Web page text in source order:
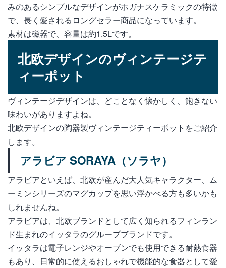
みのあるシンプルなデザインがホガナスケラミックの特徴
で、長く愛されるロングセラー商品になっています。
素材は磁器で、容量は約1.5Lです。
北欧デザインのヴィンテージテ
ィーポット
ヴィンテージデザインは、どことなく懐かしく、飽きない
味わいがありますよね。
北欧デザインの陶器製ヴィンテージティーポットをご紹介
します。
アラビア SORAYA（ソラヤ）
アラビアといえば、北欧が産んだ大人気キャラクター、ム
ーミンシリーズのマグカップを思い浮かべる方も多いかも
しれませんね。
アラビアは、北欧ブランドとして広く知られるフィンラン
ド生まれのイッタラのグループブランドです。
イッタラは電子レンジやオーブンでも使用できる耐熱食器
もあり、日常的に使えるおしゃれで機能的な食器として愛